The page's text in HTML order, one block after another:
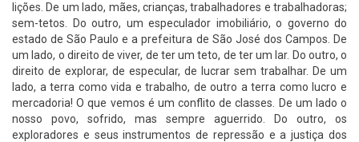
lições. De um lado, mães, crianças, trabalhadores e trabalhadoras;
sem-tetos. Do outro, um especulador imobiliário, o governo do
estado de São Paulo e a prefeitura de São José dos Campos. De
um lado, o direito de viver, de ter um teto, de ter um lar. Do outro, o
direito de explorar, de especular, de lucrar sem trabalhar. De um
lado, a terra como vida e trabalho, de outro a terra como lucro e
mercadoria! O que vemos é um conflito de classes. De um lado o
nosso povo, sofrido, mas sempre aguerrido. Do outro, os
exploradores e seus instrumentos de repressão e a justiça dos